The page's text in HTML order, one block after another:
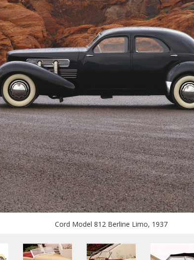
Cord Model 812 Berline Limo, 1937